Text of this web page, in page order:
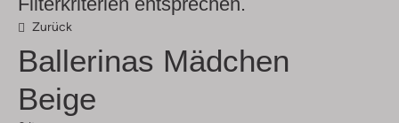
Zurück
Ballerinas Mädchen
Beige